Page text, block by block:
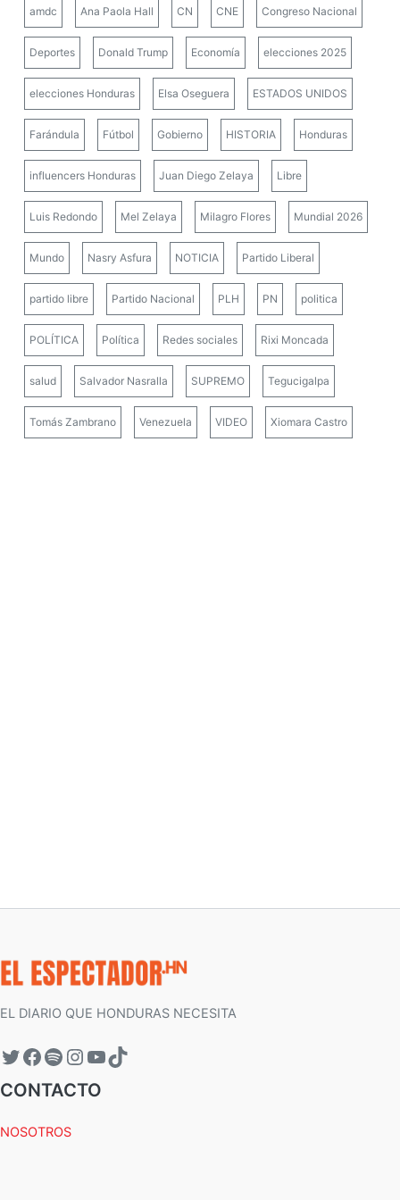
amdc Ana Paola Hall CN CNE Congreso Nacional
Deportes Donald Trump Economía elecciones 2025
elecciones Honduras Elsa Oseguera ESTADOS UNIDOS
Farándula Fútbol Gobierno HISTORIA Honduras
influencers Honduras Juan Diego Zelaya Libre
Luis Redondo Mel Zelaya Milagro Flores Mundial 2026
Mundo Nasry Asfura NOTICIA Partido Liberal
partido libre Partido Nacional PLH PN politica
POLÍTICA Política Redes sociales Rixi Moncada
salud Salvador Nasralla SUPREMO Tegucigalpa
Tomás Zambrano Venezuela VIDEO Xiomara Castro
EL DIARIO QUE HONDURAS NECESITA
CONTACTO
NOSOTROS